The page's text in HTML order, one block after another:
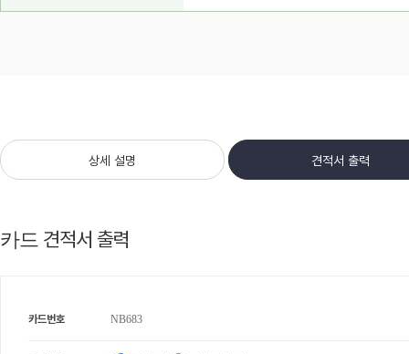
상세 설명 견적서 출력
카드 견적서 출력
카드번호 NB683